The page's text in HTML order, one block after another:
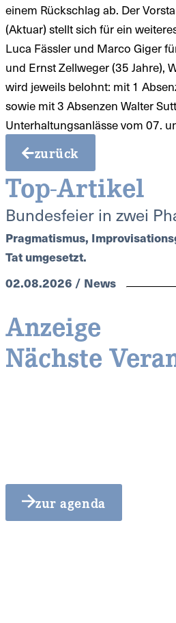
einem Rückschlag ab. Der
(Aktuar) stellt sich für ein
Luca Fässler und Marco Giger
und Ernst Zellweger (35 Jahre),
wird jeweils belohnt: mit 1
sowie mit 3 Absenzen Walter
Unterhaltungsanlässe vom 07.
zurück
Top-Artikel
Bundesfeier in zwei
Pragmatismus,
Tat umgesetzt.
02.08.2026 / News
Anzeige
Nächste
zur agenda